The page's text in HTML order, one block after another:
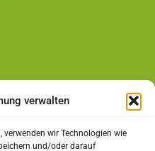
verwalten
wir Technologien wie
und/oder darauf